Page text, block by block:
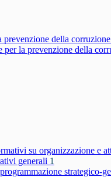
prevenzione della
per la prevenzione della
su organizzazione e
generali 1
strategico-